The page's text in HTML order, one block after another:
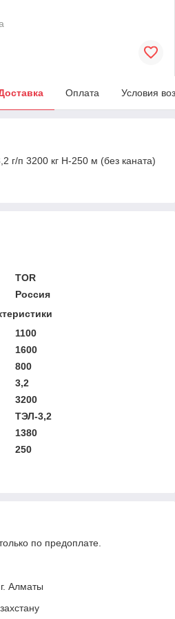
Оплата Условия
г/п 3200 кг Н-250 м (без каната)
TOR
Россия
1100
1600
800
3,2
3200
ТЭЛ-3,2
1380
250
по предоплате.
Алматы